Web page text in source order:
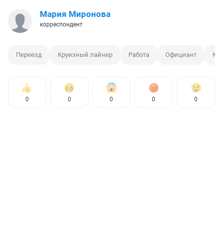
Мария Миронова
корреспондент
Переезд Круизный лайнер Работа Официант
0 0 0 0 0